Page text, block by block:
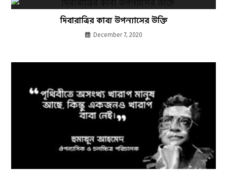
দিবারাত্রির কাব্য উপন্যাসের উক্তি
December 7, 2020